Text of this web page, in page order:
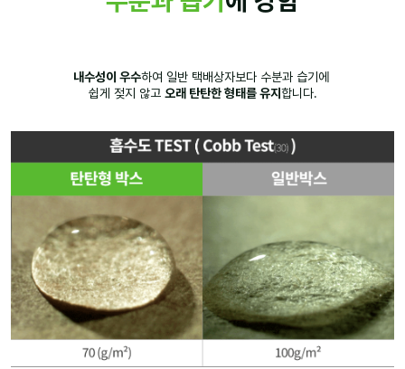
내수성이 우수하여 일반 택배상자보다 수분과 습기에
쉽게 젖지 않고 오래 탄탄한 형태를 유지합니다.